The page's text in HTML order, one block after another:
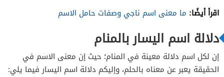
اقرأ أيضًا: ما معنى اسم ناجي وصفات حامل الاسم
دلالة اسم اليسار بالمنام
إن لكل اسم دلالة معينة في المنام؛ حيث إن معنى الاسم في
الحقيقة يعبر عن معناه بالحلم، وإليكم دلالة اسم اليسار فيما يلي: